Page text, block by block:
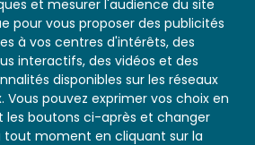
et mesurer l'audience du site
pour vous proposer des publicités
à vos centres d'intérêts, des
interactifs, des vidéos et des
disponibles sur les réseaux
Vous pouvez exprimer vos choix en
les boutons ci-après et changer
tout moment en cliquant sur la
la toile dans sa hauteur pour
d’ascension, Degas a choisi
dans sa longueur : les danseuses
qui court jusqu’à la fenêtre du
entre la partie gauche du
et la partie droite, claire, la
différence de peinture du mur